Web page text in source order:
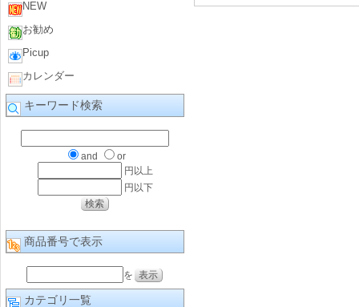
NEW
お勧め
Picup
カレンダー
キーワード検索
and
or
円以上
円以下
商品番号で表示
を
カテゴリ一覧